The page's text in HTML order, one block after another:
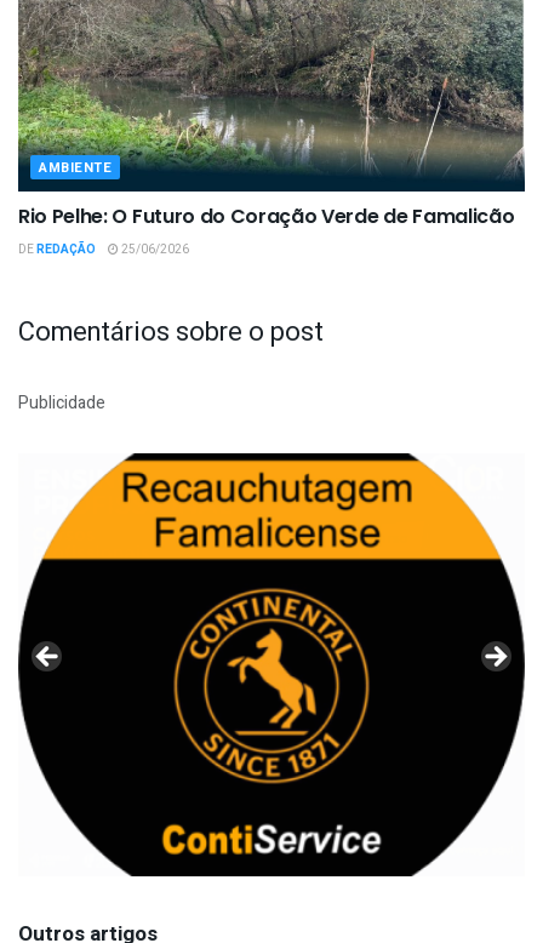
AMBIENTE
Rio Pelhe: O Futuro do Coração Verde de Famalicão
DEREDAÇÃO 25/06/2026
Comentários sobre o post
Publicidade
Outros artigos